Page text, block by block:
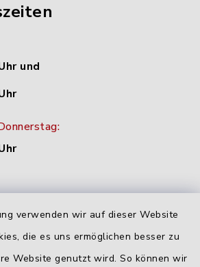
verwenden wir auf dieser Website
die es uns ermöglichen besser zu
Website genutzt wird. So können wir
und